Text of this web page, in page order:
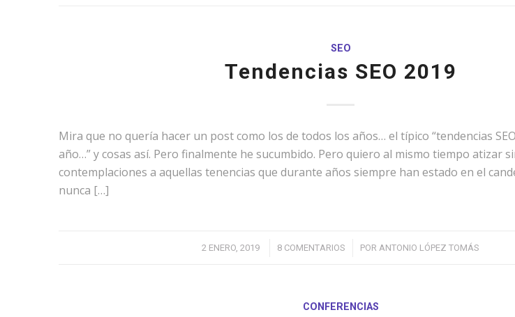
SEO
Tendencias SEO 2019
Mira que no quería hacer un post como los de todos los años… el típico “tendencias
año…” y cosas así. Pero finalmente he sucumbido. Pero quiero al mismo tiempo atizar
contemplaciones a aquellas tenencias que durante años siempre han estado en el
nunca […]
2 ENERO, 2019
/ 8 COMENTARIOS
/ PORANTONIO LÓPEZ TOMÁS
CONFERENCIAS